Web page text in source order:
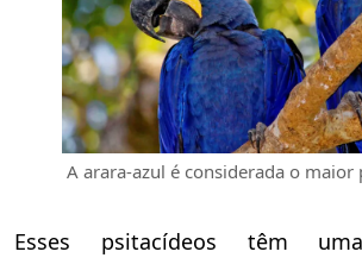
A arara-azul é considerada o maior
Esses psitacídeos têm